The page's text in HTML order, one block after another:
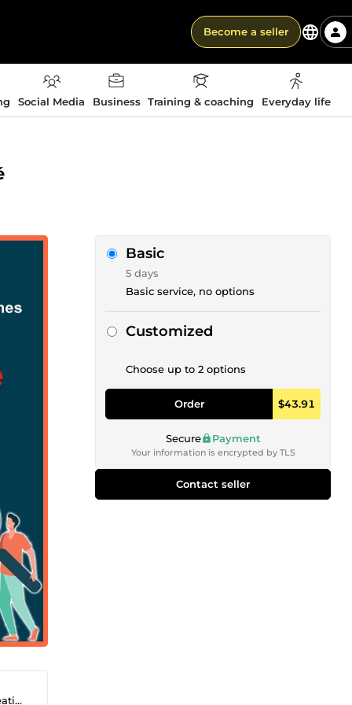
Become a seller
Social Media Business Training & coaching Everyday life
Basic
5 days
Basic service, no options
Customized
Choose up to 2 options
Order $43.91
Secure Payment
Your information is encrypted by TLS
Contact seller